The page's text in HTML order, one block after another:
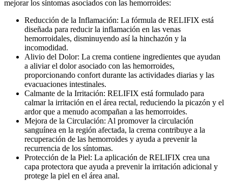
mejorar los síntomas asociados con las hemorroides:
Reducción de la Inflamación: La fórmula de RELIFIX está
diseñada para reducir la inflamación en las venas
hemorroidales, disminuyendo así la hinchazón y la
incomodidad.
Alivio del Dolor: La crema contiene ingredientes que ayudan
a aliviar el dolor asociado con las hemorroides,
proporcionando confort durante las actividades diarias y las
evacuaciones intestinales.
Calmante de la Irritación: RELIFIX está formulado para
calmar la irritación en el área rectal, reduciendo la picazón y el
ardor que a menudo acompañan a las hemorroides.
Mejora de la Circulación: Al promover la circulación
sanguínea en la región afectada, la crema contribuye a la
recuperación de las hemorroides y ayuda a prevenir la
recurrencia de los síntomas.
Protección de la Piel: La aplicación de RELIFIX crea una
capa protectora que ayuda a prevenir la irritación adicional y
protege la piel en el área anal.